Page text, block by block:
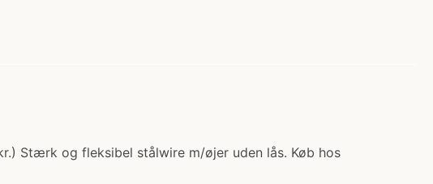
Stærk og fleksibel stålwire m/øjer uden lås. Køb hos